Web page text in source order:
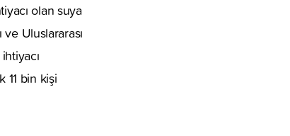
olan suya
Uluslararası
11 bin kişi